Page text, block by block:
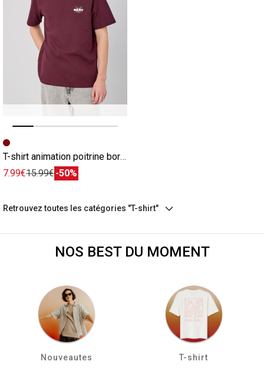
Image précédente
Image suivante
T-shirt animation poitrine bordeaux
7.99€15.99€-50%
Retrouvez toutes les catégories "T-shirt"
NOS BEST DU MOMENT
Nouveautes T-shirt